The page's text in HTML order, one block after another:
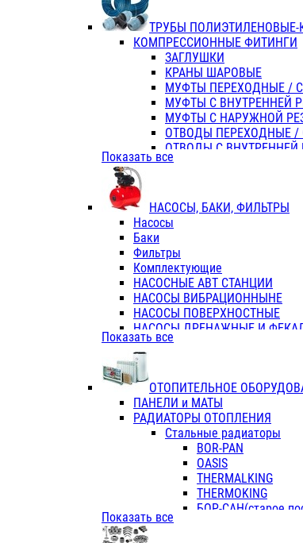
Отвертки
Хоз. инвентарь
ЭЛ. ИНСТРУМЕНТ OASIS
ТРУБЫ
КОМПРЕССИОННЫЕ ФИТИНГИ
ЗАГЛУШКИ
КРАНЫ ШАРОВЫЕ
МУФТЫ ПЕРЕХОДНЫЕ /
МУФТЫ С ВНУТРЕННЕЙ
МУФТЫ С НАРУЖНОЙ
ОТВОДЫ ПЕРЕХОДНЫЕ
ОТВОДЫ С ВНУТРЕННЕЙ
ОТВОДЫ С НАРУЖНОЙ
ТРОЙНИКИ
ТРОЙНИКИ С
КОЛЬЦА РЕЗИНОВЫЕ
ТРУБЫ НАПОРНЫЕ
ТРУБЫ ГОФРИРОВАННЫЕ
ТРУБЫ
Показать все
НАСОСЫ, БАКИ, ФИЛЬТРЫ
Насосы
Баки
Фильтры
Комплектующие
НАСОСНЫЕ АВТ СТАНЦИИ
НАСОСЫ ВИБРАЦИОННЫНЕ
НАСОСЫ ПОВЕРХНОСТНЫЕ
НАСОСЫ ДРЕНАЖНЫЕ И
НАСОСЫ ПОВЫСИТ и
НАСОСЫ СКВАЖИННЫЕ
Показать все
ОТОПИТЕЛЬНОЕ
ПАНЕЛИ и МАТЫ
РАДИАТОРЫ ОТОПЛЕНИЯ
Стальные радиаторы
BOR-PAN
OASIS
THERMALKING
THERMOKING
БОР-САН(старое
Показать все